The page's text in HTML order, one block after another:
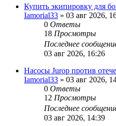
Купить экипировку для
Iamorial33 » 03 авг 2026,
0 Ответы
18 Просмотры
Последнее
03 авг 2026, 16:26
Насосы Jurop против
Iamorial33 » 03 авг 2026,
0 Ответы
12 Просмотры
Последнее
03 авг 2026, 14:39